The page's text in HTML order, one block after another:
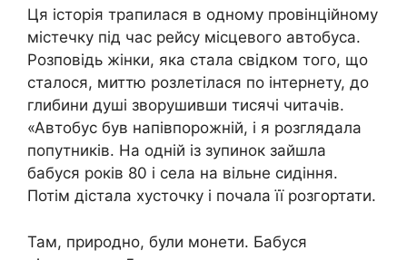
Ця історія трапилася в одному провінційному
містечку під час рейсу місцевого автобуса.
Розповідь жінки, яка стала свідком того, що
сталося, миттю розлетілася по інтернету, до
глибини душі зворушивши тисячі читачів.
«Автобус був напівпорожній, і я розглядала
попутників. На одній із зупинок зайшла
бабуся років 80 і села на вільне сидіння.
Потім дістала хусточку і почала її розгортати.
Там, природно, були монети. Бабуся